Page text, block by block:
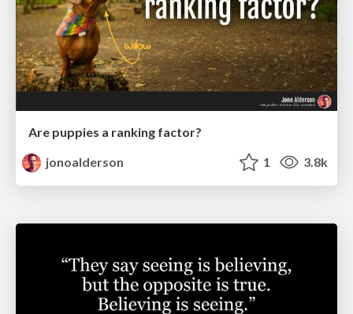
Are puppies a ranking factor?
jonoalderson
1 3.8k